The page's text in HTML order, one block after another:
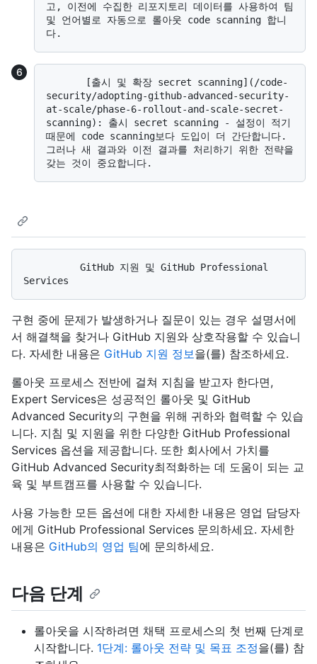
고, 이전에 수집한 리포지토리 데이터를 사용하여 팀
및 언어별로 자동으로 롤아웃 code scanning 합니
security/adopting-github-advanced-security-
at-scale/phase-6-rollout-and-scale-secret-
scanning): 출시 secret scanning - 설정이 적기
때문에 code scanning보다 도입이 더 간단합니다.
그러나 새 결과와 이전 결과를 처리하기 위한 전략을
구현 중에 문제가 발생하거나 질문이 있는 경우 설명서에
서 해결책을 찾거나 GitHub 지원와 상호작용할 수 있습니
다. 자세한 내용은 GitHub 지원 정보을(를) 참조하세요.
롤아웃 프로세스 전반에 걸쳐 지침을 받고자 한다면,
Expert Services은 성공적인 롤아웃 및 GitHub
Advanced Security의 구현을 위해 귀하와 협력할 수 있습
니다. 지침 및 지원을 위한 다양한 GitHub Professional
Services 옵션을 제공합니다. 또한 회사에서 가치를
GitHub Advanced Security최적화하는 데 도움이 되는 교
육 및 부트캠프를 사용할 수 있습니다.
사용 가능한 모든 옵션에 대한 자세한 내용은 영업 담당자
에게 GitHub Professional Services 문의하세요. 자세한
내용은 GitHub의 영업 팀에 문의하세요.
다음 단계
롤아웃을 시작하려면 채택 프로세스의 첫 번째 단계로
시작합니다. 1단계: 롤아웃 전략 및 목표 조정을(를) 참